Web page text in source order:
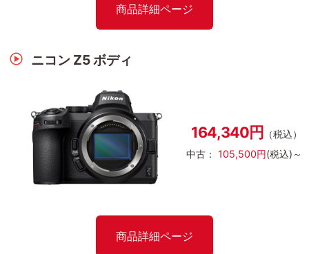
商品詳細ページ
ニコン Z5 ボディ
164,340円 （税込）
中古： 105,500円(税込)～
商品詳細ページ